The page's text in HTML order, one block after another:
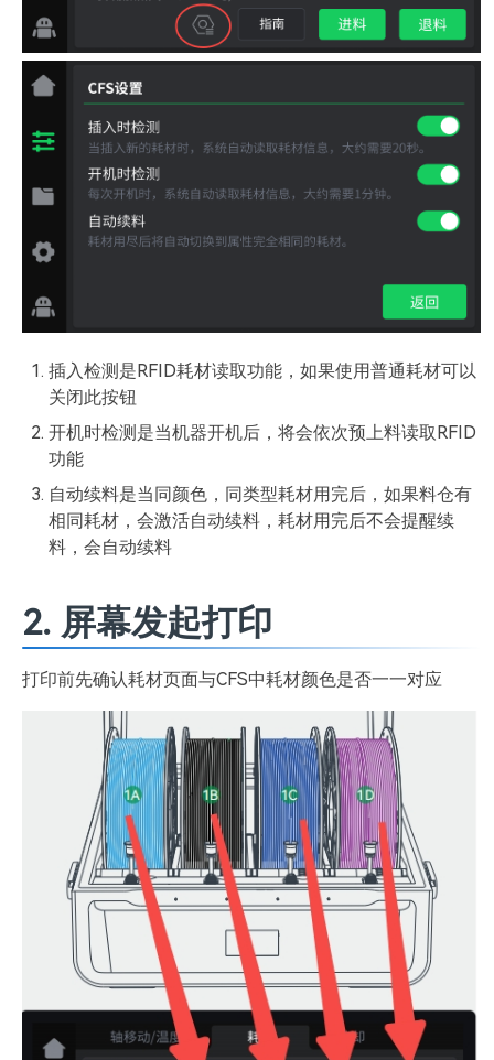
插入检测是RFID耗材读取功能，如果使用普通耗材可以
关闭此按钮
开机时检测是当机器开机后，将会依次预上料读取RFID
功能
自动续料是当同颜色，同类型耗材用完后，如果料仓有
相同耗材，会激活自动续料，耗材用完后不会提醒续
料，会自动续料
2. 屏幕发起打印
打印前先确认耗材页面与CFS中耗材颜色是否一一对应